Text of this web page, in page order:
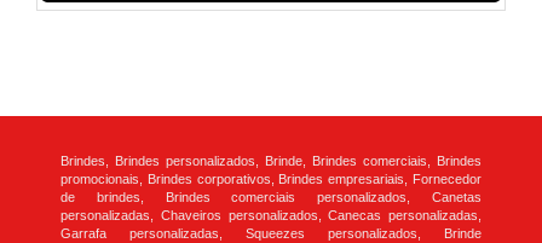
Brindes, Brindes personalizados, Brinde, Brindes comerciais, Brindes
promocionais, Brindes corporativos, Brindes empresariais, Fornecedor
de brindes, Brindes comerciais personalizados, Canetas
personalizadas, Chaveiros personalizados, Canecas personalizadas,
Garrafa personalizadas, Squeezes personalizados, Brinde